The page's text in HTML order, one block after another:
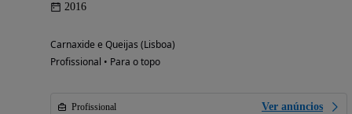
2016
Carnaxide e Queijas (Lisboa)
Profissional • Para o topo
Profissional Ver anúncios